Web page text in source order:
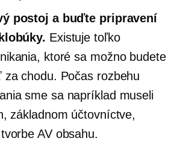
postoj a buďte pripravení
Existuje toľko
ktoré sa možno budete
chodu. Počas rozbehu
sme sa napríklad museli
základnom účtovníctve,
AV obsahu.